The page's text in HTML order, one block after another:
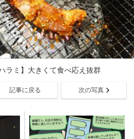
ラミ】大きくて食べ応え抜群
記事に戻る 次の写真